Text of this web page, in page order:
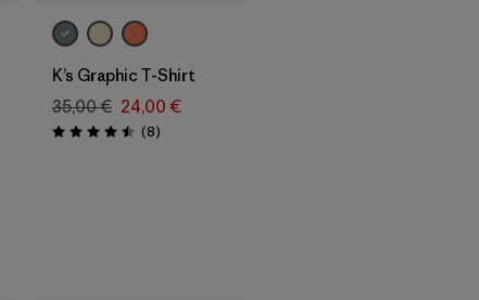
K’s Graphic T-Shirt
35,00 € 24,00 €
Évaluation: 4.5 / 5
(8Avis
)